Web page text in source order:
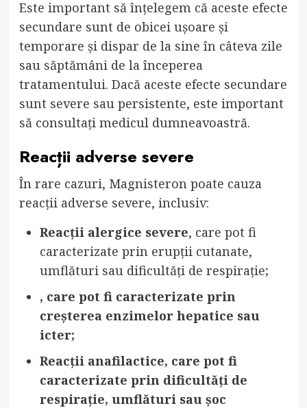
Este important să înțelegem că aceste efecte
secundare sunt de obicei ușoare și
temporare și dispar de la sine în câteva zile
sau săptămâni de la începerea
tratamentului. Dacă aceste efecte secundare
sunt severe sau persistente, este important
să consultați medicul dumneavoastră.
Reacții adverse severe
În rare cazuri, Magnisteron poate cauza
reacții adverse severe, inclusiv:
Reacții alergice severe, care pot fi
caracterizate prin erupții cutanate,
umflături sau dificultăți de respirație;
, care pot fi caracterizate prin
creșterea enzimelor hepatice sau
icter;
Reacții anafilactice, care pot fi
caracterizate prin dificultăți de
respirație, umflături sau șoc